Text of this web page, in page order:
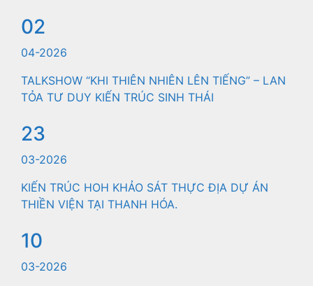
02
04-2026
TALKSHOW “KHI THIÊN NHIÊN LÊN TIẾNG” – LAN
TỎA TƯ DUY KIẾN TRÚC SINH THÁI
23
03-2026
KIẾN TRÚC HOH KHẢO SÁT THỰC ĐỊA DỰ ÁN
THIỀN VIỆN TẠI THANH HÓA.
10
03-2026